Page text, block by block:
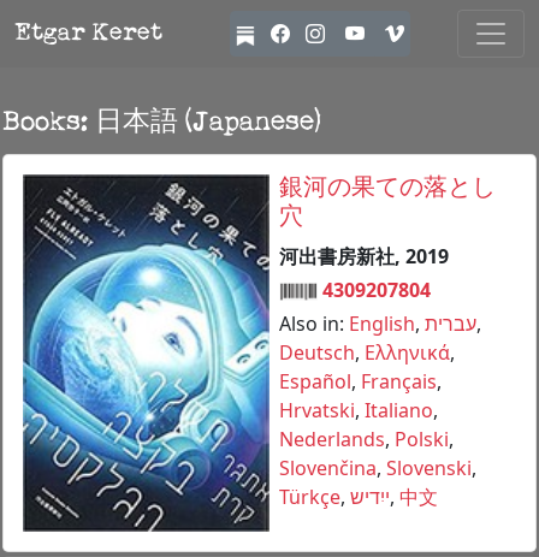
Etgar Keret
Books: 日本語 (Japanese)
銀河の果ての落とし
穴
河出書房新社, 2019
4309207804
Also in: English, עברית,
Deutsch, Ελληνικά,
Español, Français,
Hrvatski, Italiano,
Nederlands, Polski,
Slovenčina, Slovenski,
Türkçe, ייִדיש, 中文